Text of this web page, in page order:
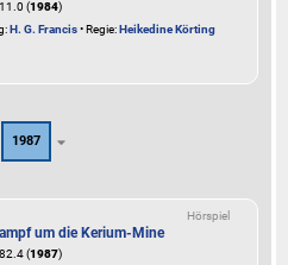
(1984)
H. G. Francis• Regie:Heikedine Körting
1987
Hörspiel
um die Kerium-Mine
(1987)